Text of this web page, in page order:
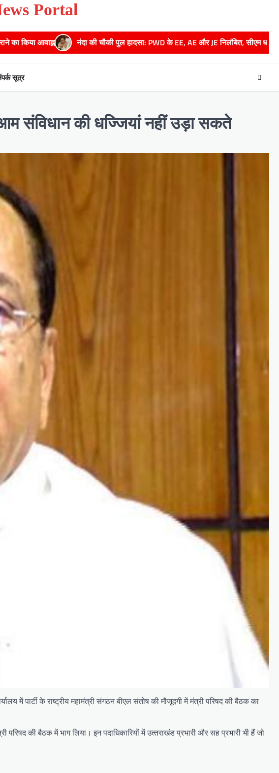
Portal
की चौकी पुल हादसा: PWD के EE, AE और JE निलंबित, सीएम धामी के निर्देश पर सख्त कार्रवाई
सूत्र
संविधान की धज्जियां नहीं उड़ा सकते
में पार्टी के राष्ट्रीय महामंत्री संगठन बीएल संतोष की मौजूदगी में मंत्री परिषद की बैठक का
की बैठक में भाग लिया। इन पदाधिकारियों में उत्‍तराखंड प्रभारी और सह प्रभारी भी हैं जो